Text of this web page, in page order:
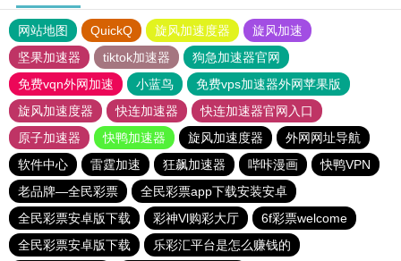
网站地图 QuickQ 旋风加速度器
旋风加速
坚果加速器
tiktok加速器
狗急加速器官网
免费vqn外网加速
小蓝鸟
免费vps加速器外网苹果版
旋风加速度器
快连加速器
快连加速器官网入口
原子加速器
快鸭加速器 旋风加速度器
外网网址导航
软件中心
雷霆加速 狂飙加速器 哔咔漫画
快鸭VPN
老品牌—全民彩票
全民彩票app下载安装安卓
全民彩票安卓版下载
彩神Vl购彩大厅
6f彩票welcome
全民彩票安卓版下载
乐彩汇平台是怎么赚钱的